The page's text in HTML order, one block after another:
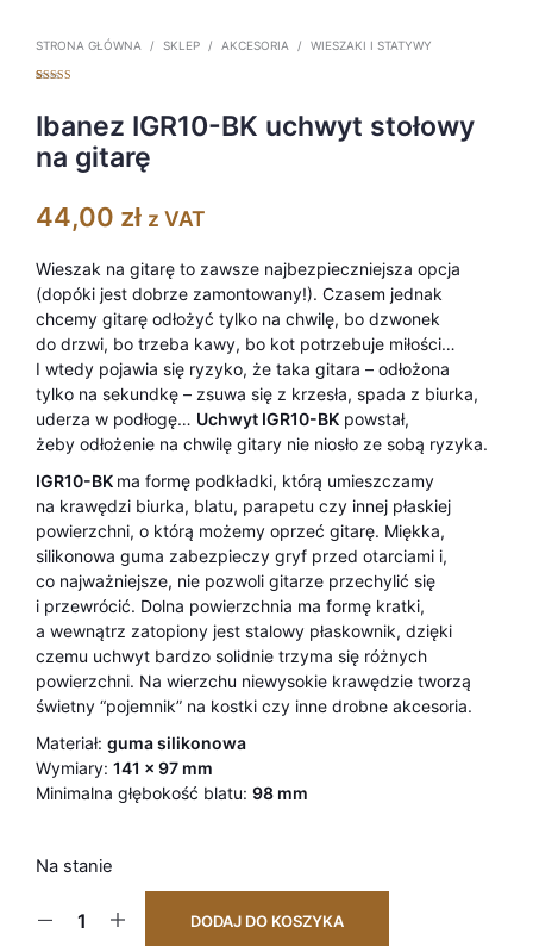
STRONA GŁÓWNA / SKLEP / AKCESORIA / WIESZAKI I STATYWY
podstawie
oceny klienta
Ibanez IGR10-BK uchwyt stołowy
na gitarę
44,00 zł z VAT
Wieszak na gitarę to zawsze najbezpieczniejsza opcja
(dopóki jest dobrze zamontowany!). Czasem jednak
chcemy gitarę odłożyć tylko na chwilę, bo dzwonek
do drzwi, bo trzeba kawy, bo kot potrzebuje miłości…
I wtedy pojawia się ryzyko, że taka gitara – odłożona
tylko na sekundkę – zsuwa się z krzesła, spada z biurka,
uderza w podłogę… Uchwyt IGR10-BK powstał,
żeby odłożenie na chwilę gitary nie niosło ze sobą ryzyka.
IGR10-BK ma formę podkładki, którą umieszczamy
na krawędzi biurka, blatu, parapetu czy innej płaskiej
powierzchni, o którą możemy oprzeć gitarę. Miękka,
silikonowa guma zabezpieczy gryf przed otarciami i,
co najważniejsze, nie pozwoli gitarze przechylić się
i przewrócić. Dolna powierzchnia ma formę kratki,
a wewnątrz zatopiony jest stalowy płaskownik, dzięki
czemu uchwyt bardzo solidnie trzyma się różnych
powierzchni. Na wierzchu niewysokie krawędzie tworzą
świetny “pojemnik” na kostki czy inne drobne akcesoria.
Materiał: guma silikonowa
Wymiary: 141 x 97 mm
Minimalna głębokość blatu: 98 mm
Na stanie
DODAJ DO KOSZYKA